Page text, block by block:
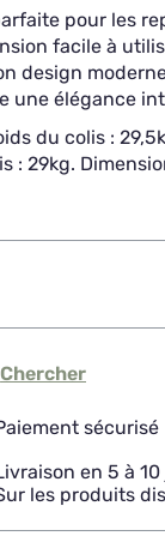
pour les
facile à
design
une élégance
du colis :
: 29kg.
Chercher
sécurisé
en 5 à
les produits